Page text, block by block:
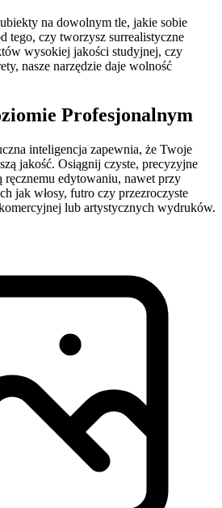
na dowolnym tle, jakie sobie
tego, czy tworzysz surrealistyczne
wysokiej jakości studyjnej, czy
nasze narzędzie daje wolność
Profesjonalnym
inteligencja zapewnia, że Twoje
jakość. Osiągnij czyste, precyzyjne
edytowaniu, nawet przy
jak włosy, futro czy przezroczyste
lub artystycznych wydruków.